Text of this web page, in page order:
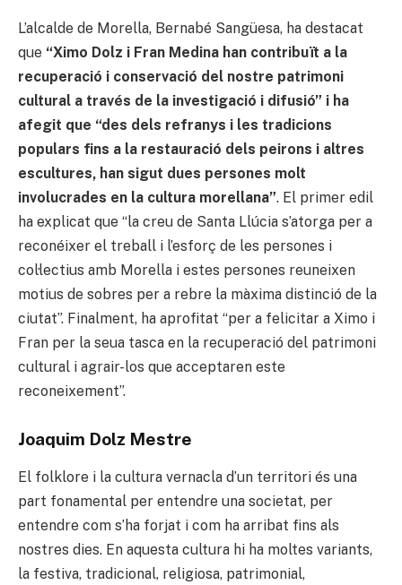
L’alcalde de Morella, Bernabé Sangüesa, ha destacat
que “Ximo Dolz i Fran Medina han contribuït a la
recuperació i conservació del nostre patrimoni
cultural a través de la investigació i difusió” i ha
afegit que “des dels refranys i les tradicions
populars fins a la restauració dels peirons i altres
escultures, han sigut dues persones molt
involucrades en la cultura morellana”. El primer edil
ha explicat que “la creu de Santa Llúcia s’atorga per a
reconéixer el treball i l’esforç de les persones i
col·lectius amb Morella i estes persones reuneixen
motius de sobres per a rebre la màxima distinció de la
ciutat”. Finalment, ha aprofitat “per a felicitar a Ximo i
Fran per la seua tasca en la recuperació del patrimoni
cultural i agrair-los que acceptaren este
reconeixement”.
Joaquim Dolz Mestre
El folklore i la cultura vernacla d’un territori és una
part fonamental per entendre una societat, per
entendre com s’ha forjat i com ha arribat fins als
nostres dies. En aquesta cultura hi ha moltes variants,
la festiva, tradicional, religiosa, patrimonial,